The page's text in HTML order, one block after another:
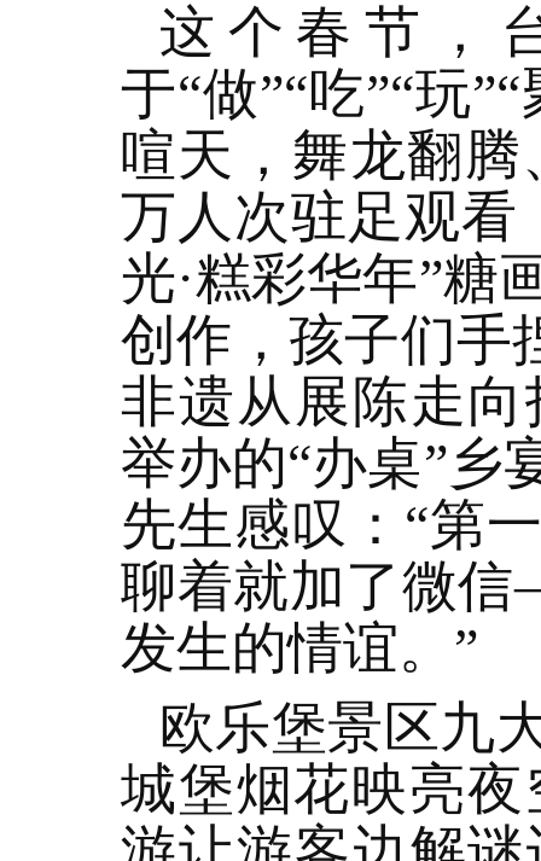
这个春节，
于“做”“吃”“玩
喧天，舞龙翻腾
万人次驻足观看
光·糕彩华年”糖
创作，孩子们手
非遗从展陈走
举办的“办桌”乡
先生感叹：“第
聊着就加了微
发生的情谊。”
欧乐堡景区九
城堡烟花映亮